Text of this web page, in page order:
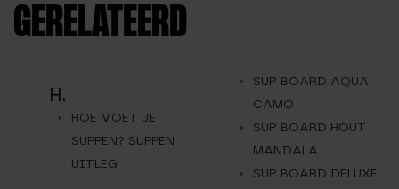
GERELATEERD
H.
HOE MOET JE
SUPPEN? SUPPEN
UITLEG
SUP BOARD AQUA
CAMO
SUP BOARD HOUT
MANDALA
SUP BOARD DELUXE